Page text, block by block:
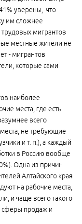
уверены, что
им сложнее
трудовых мигрантов
местные жители не
- мигрантов
которые сами
наиболее
места, где есть
всего
не требующие
и т. п.), а каждый
в Россию вообще
Одна из причин
Алтайского края
на рабочие места,
и чаще всего такого
сферы продаж и